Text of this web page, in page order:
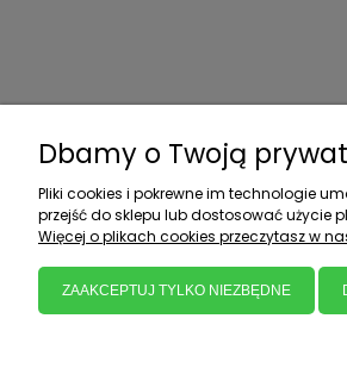
Dbamy o Twoją
Pliki cookies i pokrewne im technologie
przejść do sklepu lub dostosować użycie
Więcej o plikach cookies przeczytasz w
ZAAKCEPTUJ TYLKO NIEZBĘDNE